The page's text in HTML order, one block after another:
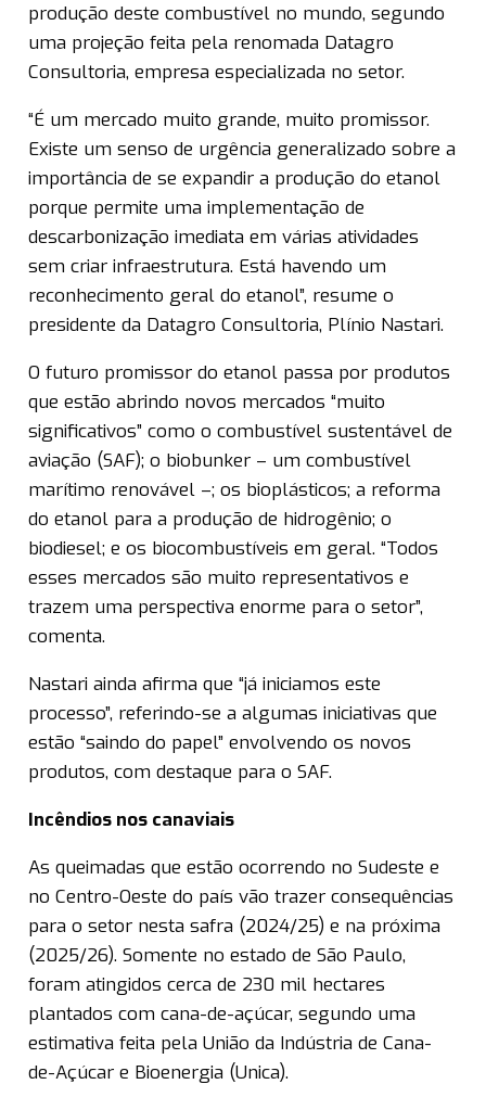
produção deste combustível no mundo, segundo
uma projeção feita pela renomada Datagro
Consultoria, empresa especializada no setor.
“É um mercado muito grande, muito promissor.
Existe um senso de urgência generalizado sobre a
importância de se expandir a produção do etanol
porque permite uma implementação de
descarbonização imediata em várias atividades
sem criar infraestrutura. Está havendo um
reconhecimento geral do etanol”, resume o
presidente da Datagro Consultoria, Plínio Nastari.
O futuro promissor do etanol passa por produtos
que estão abrindo novos mercados “muito
significativos” como o combustível sustentável de
aviação (SAF); o biobunker – um combustível
marítimo renovável –; os bioplásticos; a reforma
do etanol para a produção de hidrogênio; o
biodiesel; e os biocombustíveis em geral. “Todos
esses mercados são muito representativos e
trazem uma perspectiva enorme para o setor”,
comenta.
Nastari ainda afirma que “já iniciamos este
processo”, referindo-se a algumas iniciativas que
estão “saindo do papel” envolvendo os novos
produtos, com destaque para o SAF.
Incêndios nos canaviais
As queimadas que estão ocorrendo no Sudeste e
no Centro-Oeste do país vão trazer consequências
para o setor nesta safra (2024/25) e na próxima
(2025/26). Somente no estado de São Paulo,
foram atingidos cerca de 230 mil hectares
plantados com cana-de-açúcar, segundo uma
estimativa feita pela União da Indústria de Cana-
de-Açúcar e Bioenergia (Unica).